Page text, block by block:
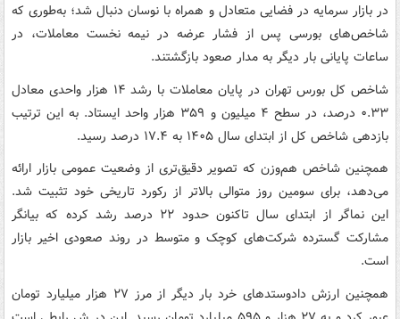
در بازار سرمایه در فضایی متعادل و همراه با نوسان دنبال شد؛ به‌طوری که
شاخص‌های بورسی پس از فشار عرضه در نیمه نخست معاملات، در
ساعات پایانی بار دیگر به مدار صعود بازگشتند.
شاخص کل بورس تهران در پایان معاملات با رشد ۱۴ هزار واحدی معادل
۰.۳۳ درصد، در سطح ۴ میلیون و ۳۵۹ هزار واحد ایستاد. به این ترتیب
بازدهی شاخص کل از ابتدای سال ۱۴۰۵ به ۱۷.۴ درصد رسید.
همچنین شاخص هم‌وزن که تصویر دقیق‌تری از وضعیت عمومی بازار ارائه
می‌دهد، برای سومین روز متوالی بالاتر از رکورد تاریخی خود تثبیت شد.
این نماگر از ابتدای سال تاکنون حدود ۲۲ درصد رشد کرده که بیانگر
مشارکت گسترده شرکت‌های کوچک و متوسط در روند صعودی اخیر بازار
است.
همچنین ارزش دادوستدهای خرد بار دیگر از مرز ۲۷ هزار میلیارد تومان